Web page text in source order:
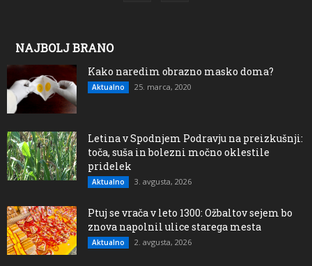
NAJBOLJ BRANO
Kako naredim obrazno masko doma?
Aktualno 25. marca, 2020
Letina v Spodnjem Podravju na preizkušnji:
toča, suša in bolezni močno oklestile
pridelek
Aktualno 3. avgusta, 2026
Ptuj se vrača v leto 1300: Ožbaltov sejem bo
znova napolnil ulice starega mesta
Aktualno 2. avgusta, 2026